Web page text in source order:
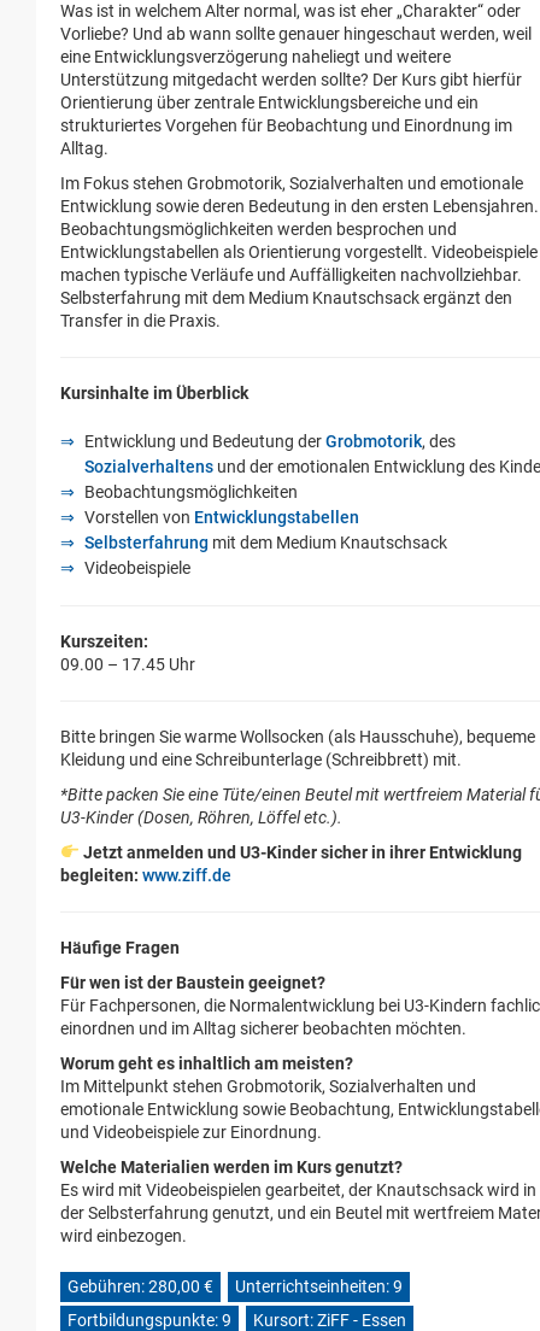
Was ist in welchem Alter normal, was ist eher „Charakter“ oder
Vorliebe? Und ab wann sollte genauer hingeschaut werden, weil
eine Entwicklungsverzögerung naheliegt und weitere
Unterstützung mitgedacht werden sollte? Der Kurs gibt hierfür
Orientierung über zentrale Entwicklungsbereiche und ein
strukturiertes Vorgehen für Beobachtung und Einordnung im
Alltag.
Im Fokus stehen Grobmotorik, Sozialverhalten und emotionale
Entwicklung sowie deren Bedeutung in den ersten Lebensjahren.
Beobachtungsmöglichkeiten werden besprochen und
Entwicklungstabellen als Orientierung vorgestellt. Videobeispiele
machen typische Verläufe und Auffälligkeiten nachvollziehbar.
Selbsterfahrung mit dem Medium Knautschsack ergänzt den
Transfer in die Praxis.
Kursinhalte im Überblick
Entwicklung und Bedeutung derGrobmotorik, des
Sozialverhaltens und der emotionalen Entwicklung des
Beobachtungsmöglichkeiten
Vorstellen von Entwicklungstabellen
Selbsterfahrung mit dem Medium Knautschsack
Videobeispiele
Kurszeiten:
09.00 – 17.45 Uhr
Bitte bringen Sie warme Wollsocken (als Hausschuhe), bequeme
Kleidung und eine Schreibunterlage (Schreibbrett) mit.
*Bitte packen Sie eine Tüte/einen Beutel mit wertfreiem Material
U3-Kinder (Dosen, Röhren, Löffel etc.).
Jetzt anmelden und U3-Kinder sicher in ihrer Entwicklung
begleiten: www.ziff.de
Häufige Fragen
Für wen ist der Baustein geeignet?
Für Fachpersonen, die Normalentwicklung bei U3-Kindern
einordnen und im Alltag sicherer beobachten möchten.
Worum geht es inhaltlich am meisten?
Im Mittelpunkt stehen Grobmotorik, Sozialverhalten und
emotionale Entwicklung sowie Beobachtung,
und Videobeispiele zur Einordnung.
Welche Materialien werden im Kurs genutzt?
Es wird mit Videobeispielen gearbeitet, der Knautschsack wird in
der Selbsterfahrung genutzt, und ein Beutel mit wertfreiem
wird einbezogen.
Gebühren: 280,00 €
Unterrichtseinheiten: 9
Fortbildungspunkte: 9
Kursort: ZiFF - Essen